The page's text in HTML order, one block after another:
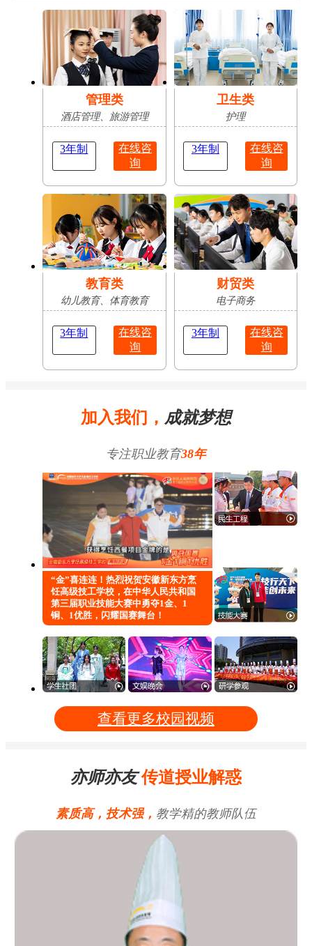
管理类
酒店管理、旅游管理
3年制
在线咨
询
卫生类
护理
3年制
在线咨
询
教育类
幼儿教育、体育教育
3年制
在线咨
询
财贸类
电子商务
3年制
在线咨
询
加入我们， 成就梦想
专注职业教育38年
“金”喜连连！热烈祝贺安徽新东方烹
饪高级技工学校，在中华人民共和国
第三届职业技能大赛中勇夺1金、1
铜、1优胜，闪耀国赛舞台！
查看更多校园视频
亦师亦友传道授业解惑
素质高，技术强， 教学精的教师队伍